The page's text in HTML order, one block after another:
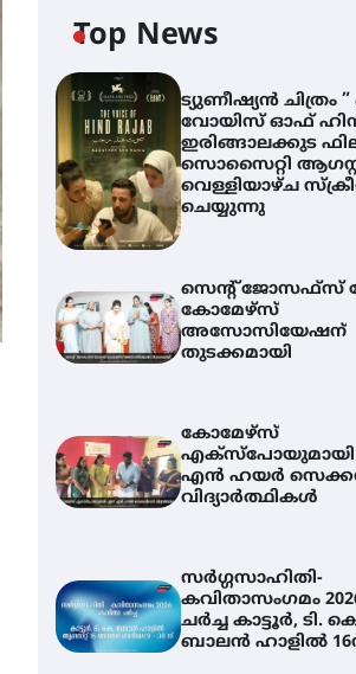
Top News
ട്യുണീഷ്യൻ ചിത്രം ”
വോയിസ് ഓഫ്
ഇരിങ്ങാലക്കുട
സൊസൈറ്റി
വെള്ളിയാഴ്ച
ചെയ്യുന്നു
സെന്റ് ജോസഫ്സ്
കോമേഴ്‌സ്
അസോസിയേഷന്
തുടക്കമായി
കോമേഴ്സ്
എൻ ഹയർ
വിദ്യാർത്ഥികൾ
സർഗ്ഗസാഹിതി-
കവിതാസംഗമം
ചർച്ച കാട്ടൂർ, ടി.
ബാലൻ ഹാളിൽ